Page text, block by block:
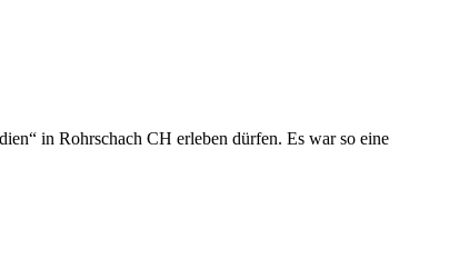
in Rohrschach CH erleben dürfen. Es war so eine